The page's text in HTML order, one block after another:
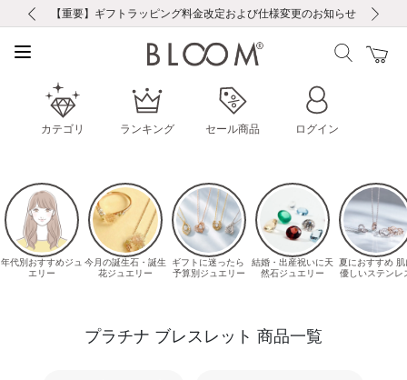
お修理・アフターサービスのご案内
【重要】令和８年熊本地震に伴う集配への影響について
【重要】ギフトラッピング料金改定および仕様変更のお知らせ
【重要】夏季休業の営業についてのご案内
税込5,500円以上で送料無料｜最短24時間以内に発送
新規会員登録で1000ポイントプレゼント！
新規LINE友だち登録で500円クーポンプレゼント
会員限定！レビュー投稿で100ポイントプレゼント
お修理・アフターサービスのご案内
【重要】令和８年熊本地震に伴う集配への影響について
カテゴリ ランキング セール商品 ログイン
プラチナ ブレスレット 商品一覧